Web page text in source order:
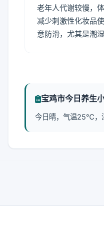
老年人代谢较慢，
减少刺激性化妆品
意防滑，尤其是潮
宝鸡市今日养生小
今日晴，气温25℃，